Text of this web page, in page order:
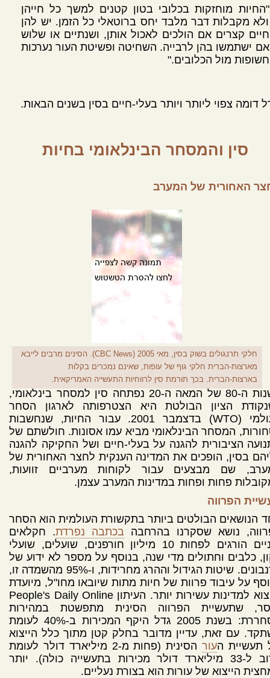
"החיות מוחזקות בכלובי בטון קטנים למשך כל חייהן
ולא מקבלות דבר מלבד יחס ברוטאלי כל הזמן. יש להן
חיים קצרים אם הולכים לאכול אותן, ושנתיים או שלוש
אם ישתמשו בהן לרבייה. השחיטה ופשיטת העור נערכות
חשופות מול הכלובים."
דומה צפוי ליותר ויותר בעלי-חיים בסין בשנים הבאות.
סין והמסחר הבינלאומי בחיות
האחורית של המערב
חלקי תרנגולים בשוק בסין, מאי 2005 (CBC News). הסינים מרבים לייבא
מארצות-הברית חלקי גוף של עופות, שאינם נמכרים בקלות
בארצות-הברית. בכך תורמת סין לרווחיות התעשייה האמריקאית.
בשנות ה-80 של המאה ה-20 נפתחה סין למסחר בינלאומי,
הציון הבולטת היא הצטרפותה לארגון הסחר
העולמי (WTO) בדצמבר 2001. עבור החיות, שנחשבות
המסחר הבינלאומי מביא עמו אסונות. חולשתם של
הציבורית להגנה על בעלי-חיים ושל החקיקה להגנה
בסין, הופכים את המדינה הענקית לחצר האחורית של
שם מבצעים עבור לקוחות מערביים זוועות,
פחות ופחות במדינות המערב עצמן.
הפרווה
הנושאים הבולטים ביותר בתקשורת העולמית הוא הסחר
נושא שסקרנו בהרחבה בכתבה נפרדת. חקלאים
סיניים הורגים לפחות 10 מיליון חורפנים, שועלים, שועלי
כלבים וחתולים מדי שנה, בנוסף על מספר לא ידוע של
ארנבונים. שיטות הגידול וההרג מחרידות, ו-95% מהשמדה זו,
על עיבוד פרוות של חיות מתות שיובאו מחו"ל, מיועדת
לייצוא למדינות עשירות יותר. העיתון People's Daily Online
שתעשיית הפרווה הסינית מתפשטת במהירות
מסחררת: בשנת 2005 גדל היקף המכירות ב-40% לעומת
עם זאת, עדיין מדובר בחלק קטן מתוך כלל הייצוא
תעשיית העור
הסינית (פחות מ-2 מיליארד דולר לעומת
קרוב ל-33 מיליארד דולר מכירות בתעשייה כולה). יותר
הייצוא של עורות הוא בצורת נעליים.